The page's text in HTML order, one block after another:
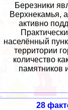
Березники
Верхнекамья,
активно
населённый
территории
количество
памятников
28